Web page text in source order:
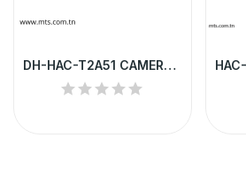
DH-HAC-T2A51 CAMERA HD DAHUA DOME 5MP IR 20M IP67